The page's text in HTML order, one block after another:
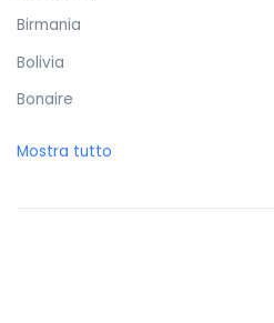
Birmania
Bolivia
Bonaire
Brasile
Mostra tutto